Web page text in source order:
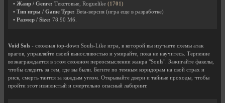
• Жанр / Genre: Текстовые, Roguelike (1701)
• Тип игры / Game Type: Beta-версия (игра еще в разработке)
• Размер / Size: 78.90 Мб.
Void Sols - сложная top-down Souls-Like игра, в которой вы изучаете схемы атак
врагов, управляйте своей выносливостью и умирайте, пока не научитесь. Терпение
вознаграждается в этом сложном переосмыслении жанра "Souls". Зажигайте факелы,
чтобы следить за тем, где вы были. Бегите по темным коридорам на свой страх и
риск, смерть таится за каждым углом. Открывайте двери и тайные проходы, чтобы
пройти этот извилистый и смертельно опасный лабиринт.